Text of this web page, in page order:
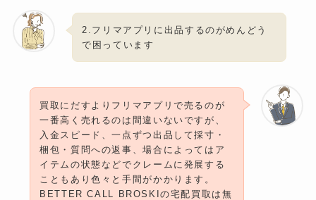
2.フリマアプリに出品するのがめんどう
で困っています
買取にだすよりフリマアプリで売るのが
一番高く売れるのは間違いないですが、
入金スピード、一点ずつ出品して採寸・
梱包・質問への返事、場合によってはア
イテムの状態などでクレームに発展する
こともあり色々と手間がかかります。
BETTER CALL BROSKIの宅配買取は無